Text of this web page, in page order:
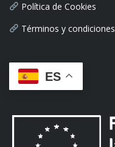
Política de Cookies
Términos y condiciones
ES